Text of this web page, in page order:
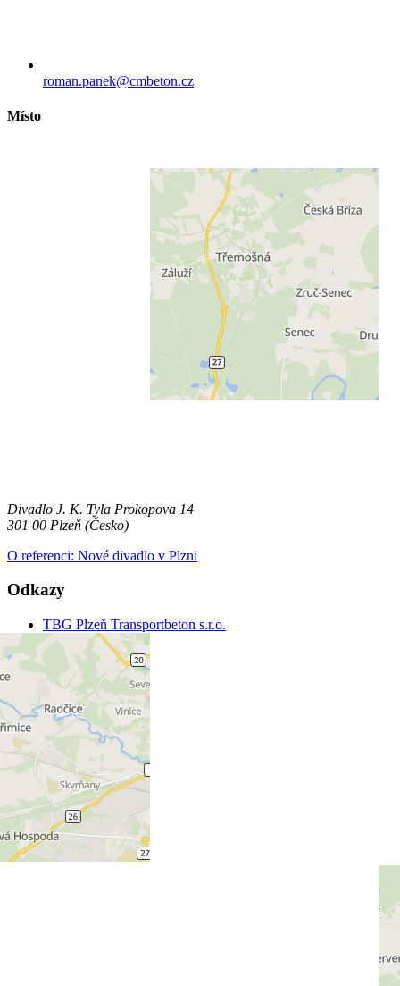
roman.panek​@cmbeton.cz
Místo
Divadlo J. K. Tyla Prokopova 14
301 00 Plzeň (Česko)
O referenci: Nové divadlo v Plzni
Odkazy
TBG Plzeň Transportbeton s.r.o.